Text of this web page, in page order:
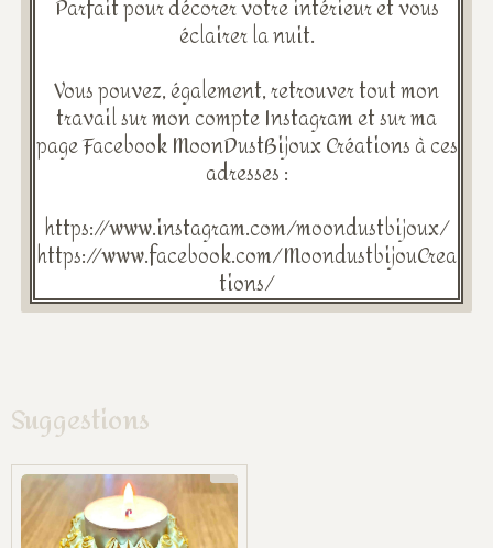
Parfait pour décorer votre intérieur et vous
éclairer la nuit.
Vous pouvez, également, retrouver tout mon
travail sur mon compte Instagram et sur ma
page Facebook MoonDustBijoux Créations à ces
adresses :
https://www.instagram.com/moondustbijoux/
https://www.facebook.com/MoondustbijouCrea
tions/
Suggestions